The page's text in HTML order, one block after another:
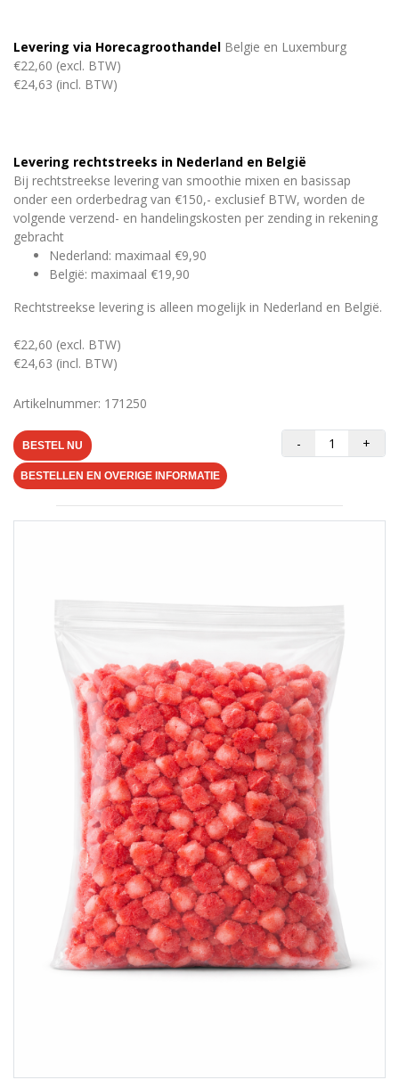
Levering via Horecagroothandel Belgie en Luxemburg
€22,60 (excl. BTW)
€24,63 (incl. BTW)
Levering rechtstreeks in Nederland en België
Bij rechtstreekse levering van smoothie mixen en basissap
onder een orderbedrag van €150,- exclusief BTW, worden de
volgende verzend- en handelingskosten per zending in rekening
gebracht
Nederland: maximaal €9,90
België: maximaal €19,90
Rechtstreekse levering is alleen mogelijk in Nederland en België.
€22,60 (excl. BTW)
€24,63 (incl. BTW)
Artikelnummer: 171250
BESTEL NU - +
BESTELLEN EN OVERIGE INFORMATIE